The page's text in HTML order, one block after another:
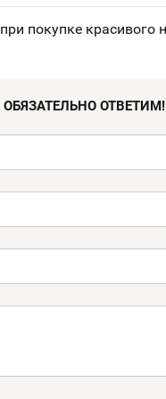
покупке красивого
ОТВЕТИМ!